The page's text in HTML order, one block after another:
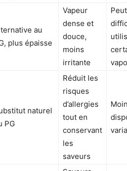
au
plus épaisse
Vapeur
dense et
douce,
moins
irritante
naturel
PG
Réduit les
risques
d’allergies
tout en
conservant
les
saveurs